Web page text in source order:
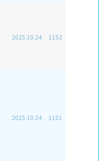
2025.10.24 1152
2025.10.24 1101